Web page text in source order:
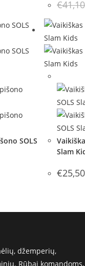
€41,10
SOLS
Slam
€25,50
džemperių,
Rūbai komandoms,